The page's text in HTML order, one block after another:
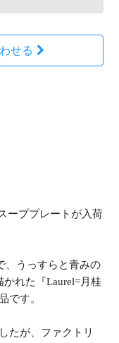
せる
ーププレートが入荷
、うっすらと青みの
れた『Laurel=月桂
です。
たが、ファクトリ